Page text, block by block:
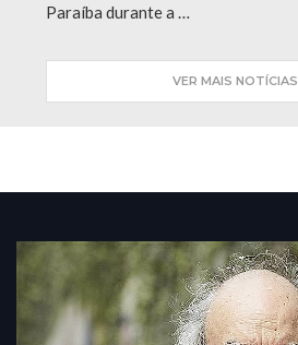
Paraíba durante a …
VER MAIS NOTÍCIAS